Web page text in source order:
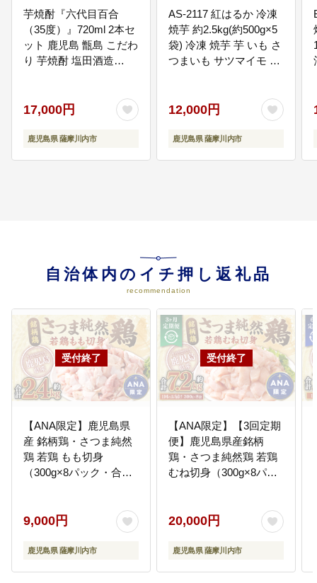
新たに創設する「Dr.コトー診療所
基金」へ積み立て、甑島医療の環
スポーツ振興基金への積み立て、
スポーツ振興補助制度の充実
10
学校進路応援事業(鹿児島純心大学)
次世代の人材を輩出する鹿児島純
心大学の教育環境の充実
11
学校進路応援事業(ポリテクカレッ
ジ川内)
次世代の人材を輩出するポリテク
カレッジ川内の教育環境の充実
12
学校進路応援事業(川内看護専門学
次世代の人材を輩出する川内看護
専門学校の教育環境の充実
芋焼酎『六代目百合
（35度）』720ml 2本セ
ット 鹿児島 甑島 こだわ
り 芋焼酎 塩田酒造
17,000円
鹿児島県 薩摩川内市
AS-2117 紅はるか 冷凍
焼芋 約2.5kg(約500g×5
袋) 冷凍 焼芋 芋 いも さ
つまいも サツマイモ お
12,000円
鹿児島県 薩摩川内市
自治体内のイチ押し返礼品
recommendation
【ANA限定】鹿児島県
産 銘柄鶏・さつま純然
鶏 若鶏 もも切身
（300g×8パック・合計
9,000円
鹿児島県 薩摩川内市
【ANA限定】【3回定期
便】鹿児島県産銘柄
鶏・さつま純然鶏 若鶏
むね切身（300g×8パッ
20,000円
鹿児島県 薩摩川内市